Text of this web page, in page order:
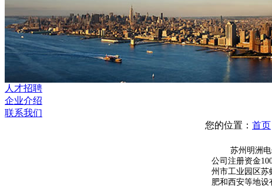
人才招聘
企业介绍
联系我们
您的位置： 首页
苏州明洲电子
公司注册资金
州市工业园区苏
肥和西安等地设